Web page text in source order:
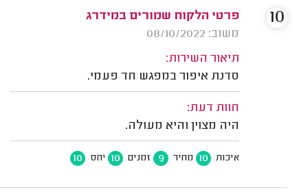
פרטי הלקוח שמורים במידרג
משוב: 08/10/2022
תיאור השירות:
סדנת איפור במפגש חד פעמי.
חוות דעת:
היה מצוין והיא מעולה.
איכות 10 מחיר 9 זמנים 10 יחס 10
10